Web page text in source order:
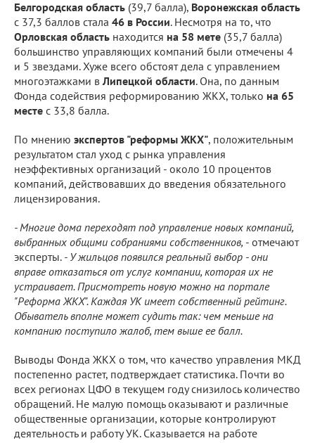
Белгородская область (39,7 балла), Воронежская область
с 37,3 баллов стала 46 в России. Несмотря на то, что
Орловская область находится на 58 мете (35,7 балла)
большинство управляющих компаний были отмечены 4
и 5 звездами. Хуже всего обстоят дела с управлением
многоэтажками в Липецкой области. Она, по данным
Фонда содействия реформированию ЖКХ, только на 65
месте с 33,8 балла.
По мнению экспертов "реформы ЖКХ", положительным
результатом стал уход с рынка управления
неэффективных организаций - около 10 процентов
компаний, действовавших до введения обязательного
лицензирования.
- Многие дома переходят под управление новых компаний,
выбранных общими собраниями собственников, - отмечают
эксперты. - У жильцов появился реальный выбор - они
вправе отказаться от услуг компании, которая их не
устраивает. Присмотреть новую можно на портале
"Реформа ЖКХ". Каждая УК имеет собственный рейтинг.
Обыватель вполне может судить так: чем меньше на
компанию поступило жалоб, тем выше ее балл.
Выводы Фонда ЖКХ о том, что качество управления МКД
постепенно растет, подтверждает статистика. Почти во
всех регионах ЦФО в текущем году снизилось количество
обращений. Не малую помощь оказывают и различные
общественные организации, которые контролируют
деятельность и работу УК. Сказывается на работе